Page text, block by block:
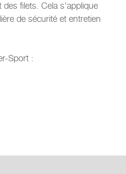
des filets. Cela s'applique
de sécurité et entretien
Sport :